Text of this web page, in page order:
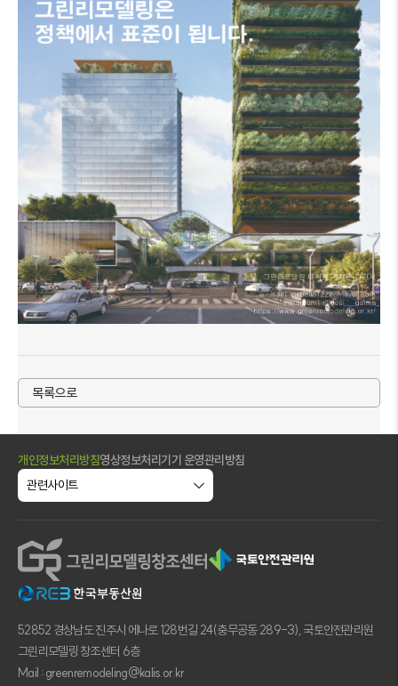
목록으로
개인정보처리방침영상정보처리기기 운영관리방침
52852 경상남도 진주시 에나로 128번길 24(충무공동 289-3), 국토안전관리원
그린리모델링 창조센터 6층
Mail : greenremodeling@kalis.or.kr